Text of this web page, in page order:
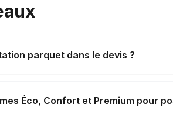
parquet dans le devis ?
Éco, Confort et Premium pour